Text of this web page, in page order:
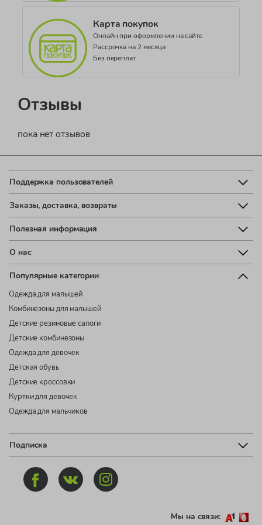
Карта покупок
Онлайн при оформлении на сайте
Рассрочка на 2 месяца
Без переплат
Отзывы
пока нет отзывов
Поддержка пользователей
Заказы, доставка, возвраты
Полезная информация
О нас
Популярные категории
Одежда для малышей
Комбинезоны для малышей
Детские резиновые сапоги
Детские комбинезоны
Одежда для девочек
Детская обувь
Детские кроссовки
Куртки для девочек
Одежда для мальчиков
Подписка
Мы на связи: